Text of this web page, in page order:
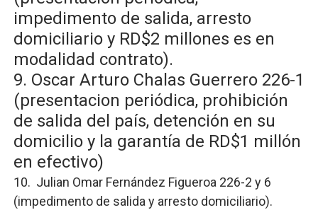
impedimento de salida, arresto
domiciliario y RD$2 millones es en
modalidad contrato).
9. Oscar Arturo Chalas Guerrero 226-1
(presentacion periódica, prohibición
de salida del país, detención en su
domicilio y la garantía de RD$1 millón
en efectivo)
10. Julian Omar Fernández Figueroa 226-2 y 6
(impedimento de salida y arresto domiciliario).